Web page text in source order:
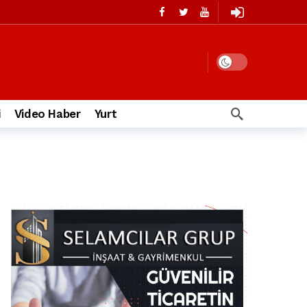
Video Haber Yurt